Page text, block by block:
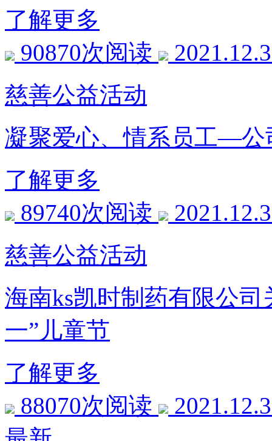
了解更多
90870次阅读
慈善公益活动
凝聚爱心、情系员工—公
了解更多
89740次阅读
慈善公益活动
海南ks凯时制药有限公司
一”儿童节
了解更多
88070次阅读